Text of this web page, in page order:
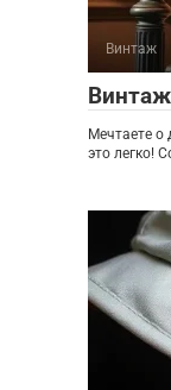
Винтаж
Мечтаете
это легко!